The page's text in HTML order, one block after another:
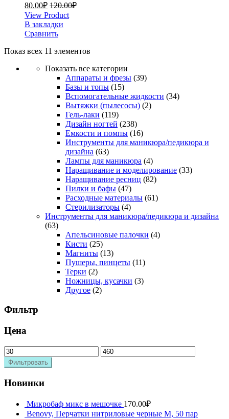
80.00₽ 120.00₽
View Product
В закладки
Сравнить
Показ всех 11 элементов
Показать все категории
Аппараты и фрезы (39)
Базы и топы (15)
Вспомогательные жидкости (34)
Вытяжки (пылесосы) (2)
Гель-лаки (119)
Дизайн ногтей (238)
Емкости и помпы (16)
Инструменты для маникюра/педикюра и
дизайна (63)
Лампы для маникюра (4)
Наращивание и моделирование (33)
Наращивание ресниц (82)
Пилки и бафы (47)
Расходные материалы (61)
Стерилизаторы (4)
Инструменты для маникюра/педикюра и дизайна
(63)
Апельсиновые палочки (4)
Кисти (25)
Магниты (13)
Пушеры, пинцеты (11)
Терки (2)
Ножницы, кусачки (3)
Другое (2)
Фильтр
Цена
Фильтровать
Новинки
Микробаф микс в мешочке 170.00₽
Benovy, Перчатки нитриловые черные M, 50 пар